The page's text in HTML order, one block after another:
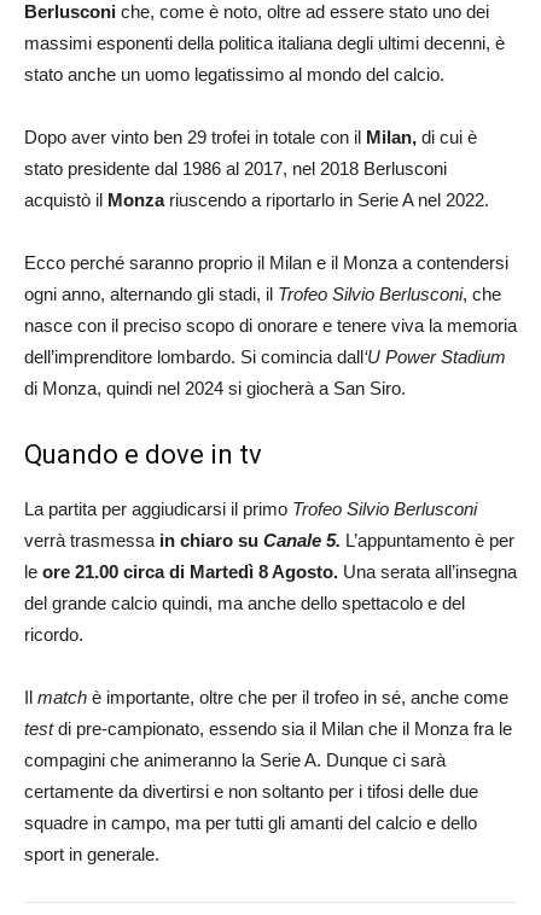
Berlusconi che, come è noto, oltre ad essere stato uno dei
massimi esponenti della politica italiana degli ultimi decenni, è
stato anche un uomo legatissimo al mondo del calcio.
Dopo aver vinto ben 29 trofei in totale con il Milan, di cui è
stato presidente dal 1986 al 2017, nel 2018 Berlusconi
acquistò il Monzariuscendo a riportarlo in Serie A nel 2022.
Ecco perché saranno proprio il Milan e il Monza a contendersi
ogni anno, alternando gli stadi, il Trofeo Silvio Berlusconi, che
nasce con il preciso scopo di onorare e tenere viva la memoria
dell’imprenditore lombardo. Si comincia dall‘U Power Stadium
di Monza, quindi nel 2024 si giocherà a San Siro.
Quando e dove in tv
La partita per aggiudicarsi il primo Trofeo Silvio Berlusconi
verrà trasmessa in chiaro su Canale 5. L’appuntamento è per
le ore 21.00 circa di Martedì 8 Agosto. Una serata all’insegna
del grande calcio quindi, ma anche dello spettacolo e del
ricordo.
Il match è importante, oltre che per il trofeo in sé, anche come
testdi pre-campionato, essendo sia il Milan che il Monza fra le
compagini che animeranno la Serie A. Dunque ci sarà
certamente da divertirsi e non soltanto per i tifosi delle due
squadre in campo, ma per tutti gli amanti del calcio e dello
sport in generale.